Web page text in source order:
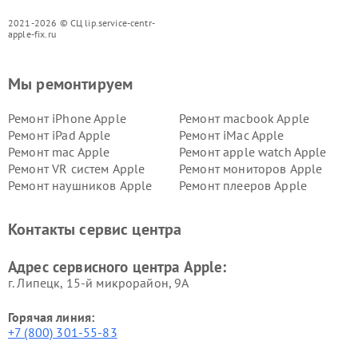
2021-2026 © СЦ lip.service-centr-
apple-fix.ru
Мы ремонтируем
Ремонт iPhone Apple
Ремонт macbook Apple
Ремонт iPad Apple
Ремонт iMac Apple
Ремонт mac Apple
Ремонт apple watch Apple
Ремонт VR систем Apple
Ремонт мониторов Apple
Ремонт наушников Apple
Ремонт плееров Apple
Контакты сервис центра
Адрес сервисного центра Apple:
г. Липецк, 15-й микрорайон, 9А
Горячая линия:
+7 (800) 301-55-83